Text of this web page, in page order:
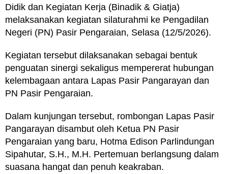
Didik dan Kegiatan Kerja (Binadik & Giatja)
melaksanakan kegiatan silaturahmi ke Pengadilan
Negeri (PN) Pasir Pengaraian, Selasa (12/5/2026).
Kegiatan tersebut dilaksanakan sebagai bentuk
penguatan sinergi sekaligus mempererat hubungan
kelembagaan antara Lapas Pasir Pangarayan dan
PN Pasir Pengaraian.
Dalam kunjungan tersebut, rombongan Lapas Pasir
Pangarayan disambut oleh Ketua PN Pasir
Pengaraian yang baru, Hotma Edison Parlindungan
Sipahutar, S.H., M.H. Pertemuan berlangsung dalam
suasana hangat dan penuh keakraban.